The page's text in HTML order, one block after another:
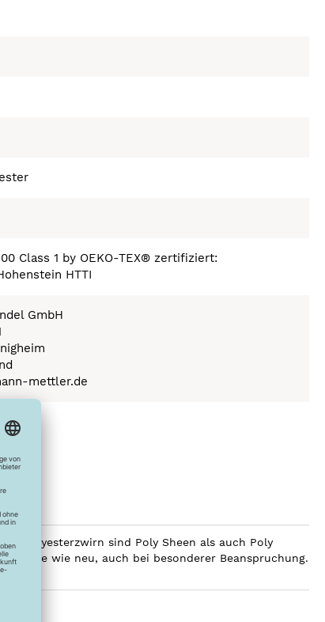
Class 1 by OEKO-TEX® zertifiziert:
HTTI
GmbH
mettler.de
Polyesterzwirn sind Poly Sheen als auch Poly
Jahre wie neu, auch bei besonderer Beanspruchung.